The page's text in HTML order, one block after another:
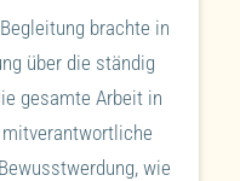
brachte in
über die ständig
gesamte Arbeit in
mitverantwortliche
wie